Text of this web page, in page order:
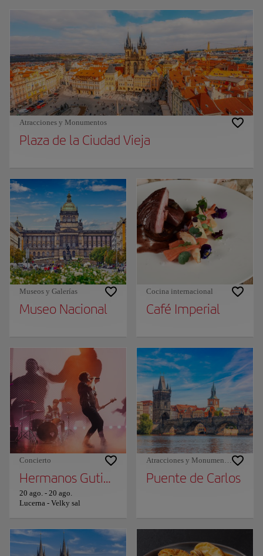
Atracciones y Monumentos
Plaza de la Ciudad Vieja
Museos y Galerías
Museo Nacional
Cocina internacional
Café Imperial
Concierto
Hermanos Gutiérrez
20 ago. - 20 ago.
Lucerna - Velky sal
Atracciones y Monumentos
Puente de Carlos